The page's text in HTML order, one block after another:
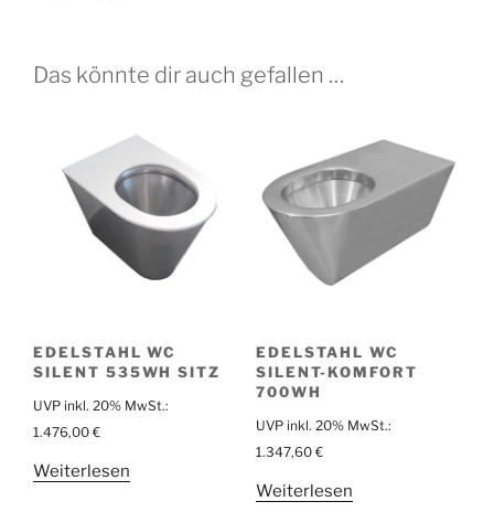
Das könnte dir auch gefallen …
EDELSTAHL WC
SILENT 535WH SITZ
UVP inkl. 20% MwSt.:
1.476,00 €
Weiterlesen
EDELSTAHL WC
SILENT-KOMFORT
700WH
UVP inkl. 20% MwSt.:
1.347,60 €
Weiterlesen